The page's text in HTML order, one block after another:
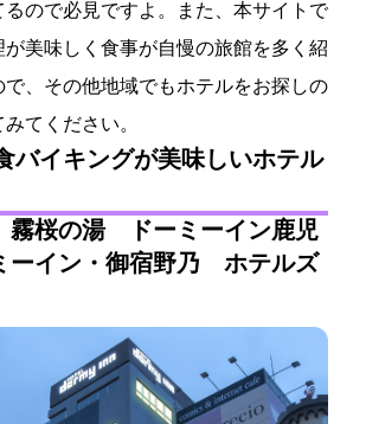
ので必見ですよ。また、本サイトで
が美味しく食事が自慢の旅館を多く紹
、その他地域でもホテルをお探しの
てください。
バイキングが美味しいホテル
桜の湯 ドーミーイン鹿児
ーイン・御宿野乃 ホテルズ